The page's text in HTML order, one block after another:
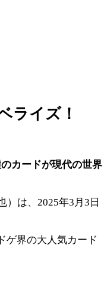
ライズ！
カードが現代の世界
は、2025年3月3日
ゲ界の大人気カード